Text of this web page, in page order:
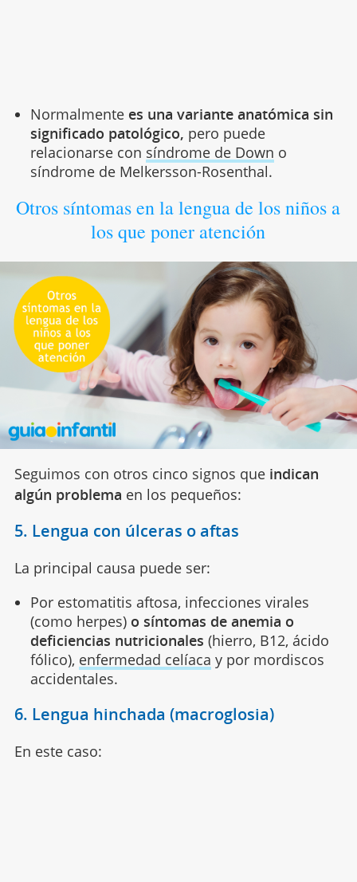
Normalmente es una variante anatómica sin
significado patológico, pero puede
relacionarse con síndrome de Down o
síndrome de Melkersson-Rosenthal.
Otros síntomas en la lengua de los niños a
los que poner atención
Seguimos con otros cinco signos queindican
algún problema en los pequeños:
5. Lengua con úlceras o aftas
La principal causa puede ser:
Por estomatitis aftosa, infecciones virales
(como herpes) o síntomas de anemia o
deficiencias nutricionales (hierro, B12, ácido
fólico), enfermedad celíaca y por mordiscos
accidentales.
6. Lengua hinchada (macroglosia)
En este caso: